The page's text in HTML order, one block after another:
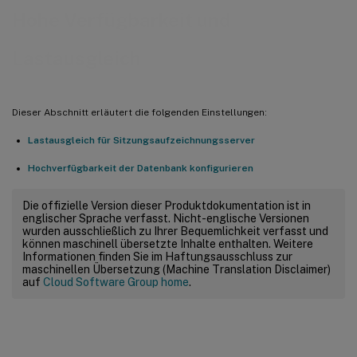
Dieser Abschnitt erläutert die folgenden Einstellungen:
Lastausgleich für Sitzungsaufzeichnungsserver
Hochverfügbarkeit der Datenbank konfigurieren
Die offizielle Version dieser Produktdokumentation ist in
englischer Sprache verfasst. Nicht-englische Versionen
wurden ausschließlich zu Ihrer Bequemlichkeit verfasst und
können maschinell übersetzte Inhalte enthalten. Weitere
Informationen finden Sie im Haftungsausschluss zur
maschinellen Übersetzung (Machine Translation Disclaimer)
auf Cloud Software Group home.